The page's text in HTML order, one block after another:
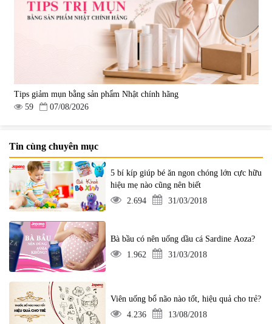
Tips giảm mụn bằng sản phẩm Nhật chính hãng
59
07/08/2026
Tin cùng chuyên mục
5 bí kíp giúp bé ăn ngon chóng lớn cực hữu
hiệu mẹ nào cũng nên biết
2.694
31/03/2018
Bà bầu có nên uống dầu cá Sardine Aoza?
1.962
31/03/2018
Viên uống bổ não nào tốt, hiệu quả cho trẻ?
4.236
13/08/2018